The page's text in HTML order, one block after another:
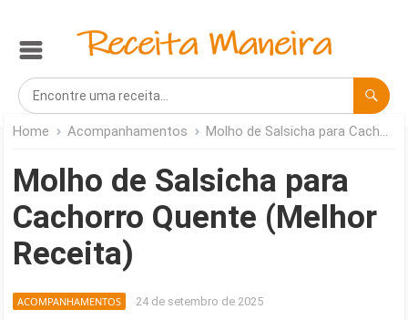
Home Acompanhamentos Molho de Salsicha para Cachorro Quente (Melhor Receita)
Molho de Salsicha para
Cachorro Quente (Melhor
Receita)
ACOMPANHAMENTOS 24 de setembro de 2025